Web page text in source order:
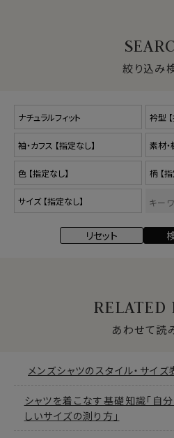
絞り込み
RELATED
あわせて読
メンズシャツのスタイル・サイズ
シャツを着こなす基礎知識「自
しいサイズの測り方」